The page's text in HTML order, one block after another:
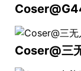
Coser@三